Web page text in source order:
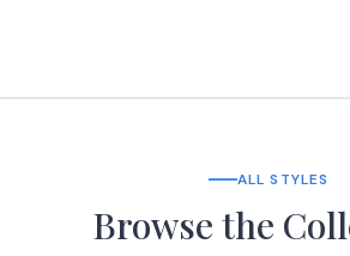
ALL STYLES
Browse the